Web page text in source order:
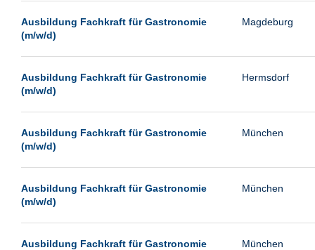
Neu-Isenburg
Neubrandenburg
Paderborn
Passau
Ausbildung Fachkraft für Gastronomie
(m/w/d)
Magdeburg
Ausbildung Fachkraft für Gastronomie
(m/w/d)
Hermsdorf
Ausbildung Fachkraft für Gastronomie
(m/w/d)
München
Ausbildung Fachkraft für Gastronomie
(m/w/d)
München
Ausbildung Fachkraft für Gastronomie
München